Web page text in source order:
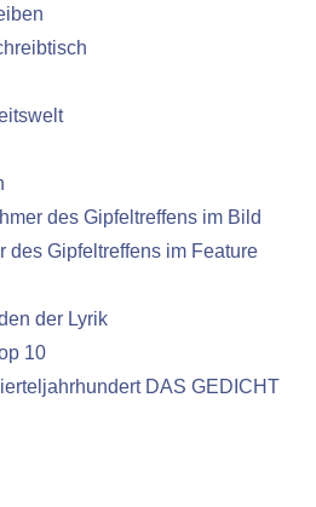
des Gipfeltreffens im Bild
des Gipfeltreffens im Feature
der Lyrik
10
DAS GEDICHT